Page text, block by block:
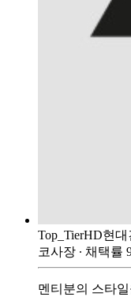
Top_TierHD현대
코사장 ∙ 채택률
멘티분의 스타